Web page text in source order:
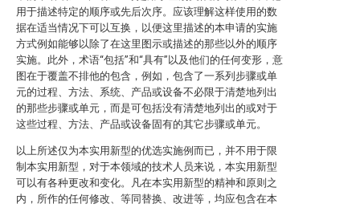
用于描述特定的顺序或先后次序。应该理解这样使用的数
据在适当情况下可以互换，以便这里描述的本申请的实施
方式例如能够以除了在这里图示或描述的那些以外的顺序
实施。此外，术语“包括”和“具有”以及他们的任何变形，意
图在于覆盖不排他的包含，例如，包含了一系列步骤或单
元的过程、方法、系统、产品或设备不必限于清楚地列出
的那些步骤或单元，而是可包括没有清楚地列出的或对于
这些过程、方法、产品或设备固有的其它步骤或单元。
以上所述仅为本实用新型的优选实施例而已，并不用于限
制本实用新型，对于本领域的技术人员来说，本实用新型
可以有各种更改和变化。凡在本实用新型的精神和原则之
内，所作的任何修改、等同替换、改进等，均应包含在本